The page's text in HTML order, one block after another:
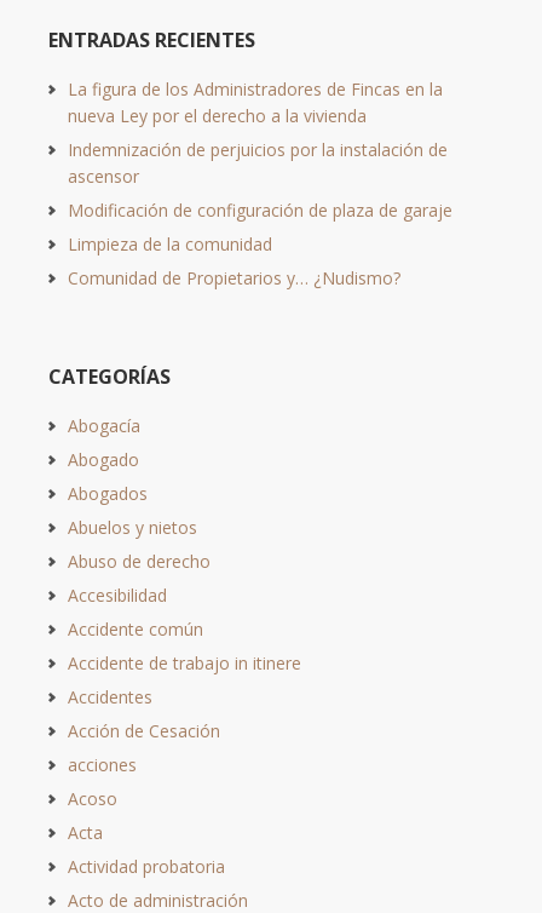
ENTRADAS RECIENTES
La figura de los Administradores de Fincas en la
nueva Ley por el derecho a la vivienda
Indemnización de perjuicios por la instalación de
ascensor
Modificación de configuración de plaza de garaje
Limpieza de la comunidad
Comunidad de Propietarios y… ¿Nudismo?
CATEGORÍAS
Abogacía
Abogado
Abogados
Abuelos y nietos
Abuso de derecho
Accesibilidad
Accidente común
Accidente de trabajo in itinere
Accidentes
Acción de Cesación
acciones
Acoso
Acta
Actividad probatoria
Acto de administración